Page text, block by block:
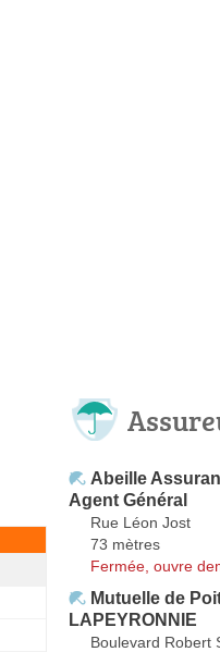
Abeille
Agent Général
Rue Léon Jost
73 mètres
Fermée, ouvre
Mutuelle de
LAPEYRONNIE
Boulevard Robert